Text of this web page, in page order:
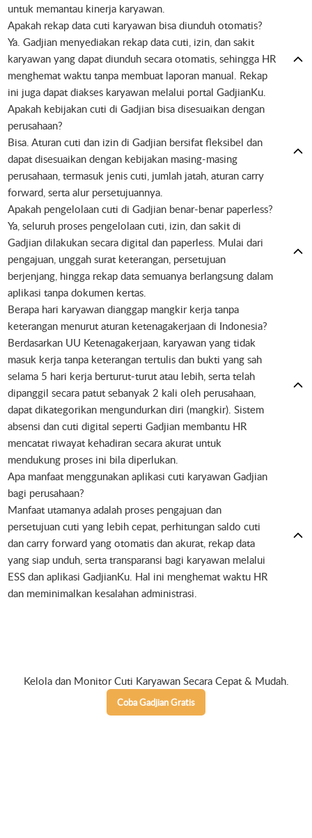
untuk memantau kinerja karyawan.
Apakah rekap data cuti karyawan bisa diunduh otomatis?
Ya. Gadjian menyediakan rekap data cuti, izin, dan sakit
karyawan yang dapat diunduh secara otomatis, sehingga HR
menghemat waktu tanpa membuat laporan manual. Rekap
ini juga dapat diakses karyawan melalui portal GadjianKu.
Apakah kebijakan cuti di Gadjian bisa disesuaikan dengan
perusahaan?
Bisa. Aturan cuti dan izin di Gadjian bersifat fleksibel dan
dapat disesuaikan dengan kebijakan masing-masing
perusahaan, termasuk jenis cuti, jumlah jatah, aturan carry
forward, serta alur persetujuannya.
Apakah pengelolaan cuti di Gadjian benar-benar paperless?
Ya, seluruh proses pengelolaan cuti, izin, dan sakit di
Gadjian dilakukan secara digital dan paperless. Mulai dari
pengajuan, unggah surat keterangan, persetujuan
berjenjang, hingga rekap data semuanya berlangsung dalam
aplikasi tanpa dokumen kertas.
Berapa hari karyawan dianggap mangkir kerja tanpa
keterangan menurut aturan ketenagakerjaan di Indonesia?
Berdasarkan UU Ketenagakerjaan, karyawan yang tidak
masuk kerja tanpa keterangan tertulis dan bukti yang sah
selama 5 hari kerja berturut-turut atau lebih, serta telah
dipanggil secara patut sebanyak 2 kali oleh perusahaan,
dapat dikategorikan mengundurkan diri (mangkir). Sistem
absensi dan cuti digital seperti Gadjian membantu HR
mencatat riwayat kehadiran secara akurat untuk
mendukung proses ini bila diperlukan.
Apa manfaat menggunakan aplikasi cuti karyawan Gadjian
bagi perusahaan?
Manfaat utamanya adalah proses pengajuan dan
persetujuan cuti yang lebih cepat, perhitungan saldo cuti
dan carry forward yang otomatis dan akurat, rekap data
yang siap unduh, serta transparansi bagi karyawan melalui
ESS dan aplikasi GadjianKu. Hal ini menghemat waktu HR
dan meminimalkan kesalahan administrasi.
Kelola dan Monitor Cuti Karyawan Secara Cepat & Mudah.
Coba Gadjian Gratis